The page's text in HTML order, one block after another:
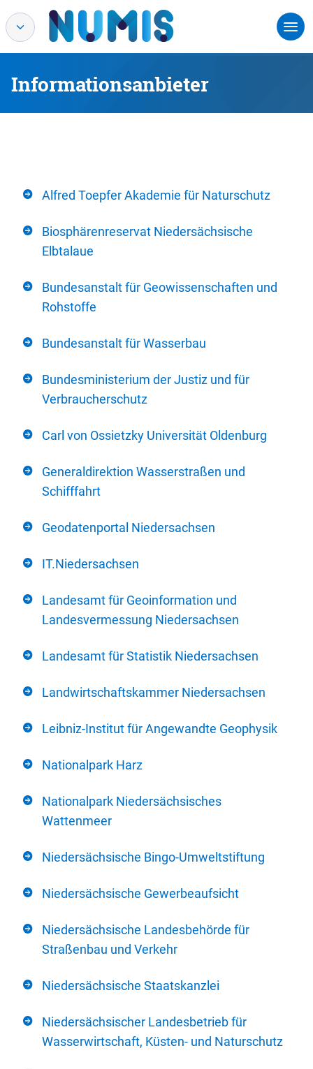
Informationsanbieter
Alfred Toepfer Akademie für Naturschutz
Biosphärenreservat Niedersächsische
Elbtalaue
Bundesanstalt für Geowissenschaften und
Rohstoffe
Bundesanstalt für Wasserbau
Bundesministerium der Justiz und für
Verbraucherschutz
Carl von Ossietzky Universität Oldenburg
Generaldirektion Wasserstraßen und
Schifffahrt
Geodatenportal Niedersachsen
IT.Niedersachsen
Landesamt für Geoinformation und
Landesvermessung Niedersachsen
Landesamt für Statistik Niedersachsen
Landwirtschaftskammer Niedersachsen
Leibniz-Institut für Angewandte Geophysik
Nationalpark Harz
Nationalpark Niedersächsisches
Wattenmeer
Niedersächsische Bingo-Umweltstiftung
Niedersächsische Gewerbeaufsicht
Niedersächsische Landesbehörde für
Straßenbau und Verkehr
Niedersächsische Staatskanzlei
Niedersächsischer Landesbetrieb für
Wasserwirtschaft, Küsten- und Naturschutz